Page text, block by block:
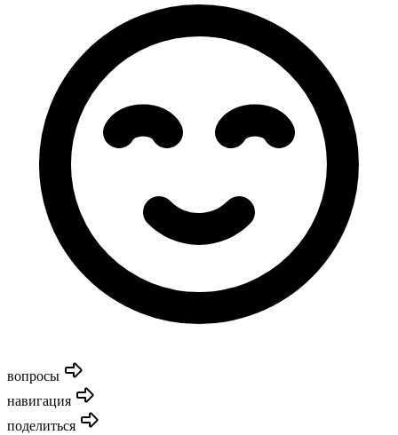
вопросы
навигация
поделиться